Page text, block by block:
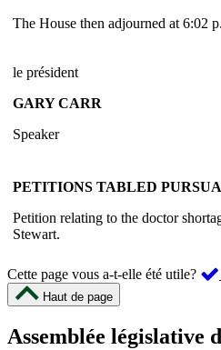
The House then adjourned at 6:02
le président
GARY CARR
Speaker
PETITIONS TABLED
Petition relating to the doctor
Stewart.
Cette page vous a-t-elle été utile?
Haut de page
Assemblée législative